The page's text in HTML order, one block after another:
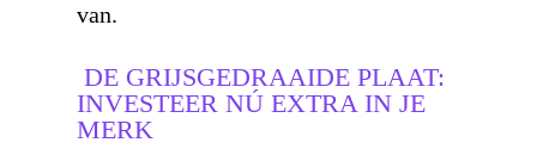
van.
DE GRIJSGEDRAAIDE PLAAT:
INVESTEER NÚ EXTRA IN JE
MERK